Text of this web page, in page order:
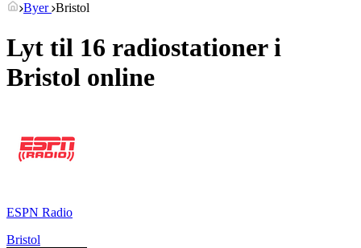
Byer Bristol
Lyt til 16 radiostationer i
Bristol online
ESPN Radio
Bristol